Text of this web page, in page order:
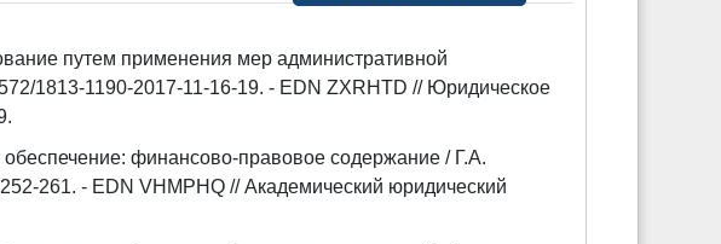
путем применения мер административной
1813-1190-2017-11-16-19. - EDN ZXRHTD // Юридическое
финансово-правовое содержание / Г.А.
261. - EDN VHMPHQ // Академический юридический